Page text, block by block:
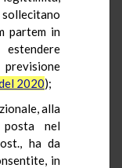
sollecitano
partem in
previsione
2020);
alla
nel
ha da
in